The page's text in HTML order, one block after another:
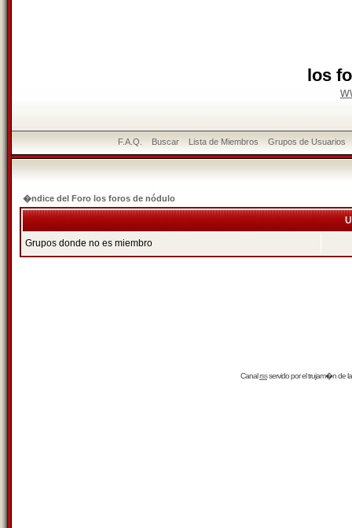
los
F.A.Q. Buscar Lista de Miembros Grupos de Usuarios
�ndice del Foro los foros de nódulo
Grupos donde no es miembro
Canalrssservido por eltrujam�nde